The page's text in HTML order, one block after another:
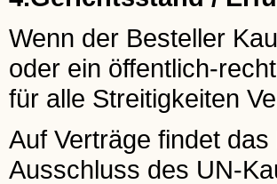
Wenn der Besteller
oder ein öffentlich-
für alle Streitigkeiten
Auf Verträge findet
Ausschluss des UN-